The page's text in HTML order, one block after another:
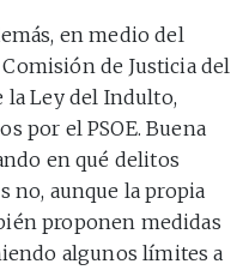
en medio del
Comisión de Justicia del
la Ley del Indulto,
por el PSOE. Buena
en qué delitos
no, aunque la propia
proponen medidas
algunos límites a